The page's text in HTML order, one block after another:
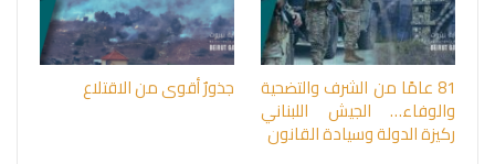
81 عامًا من الشرف والتضحية
والوفاء… الجيش اللبناني
ركيزة الدولة وسيادة القانون
جذورٌ أقوى من الاقتلاع